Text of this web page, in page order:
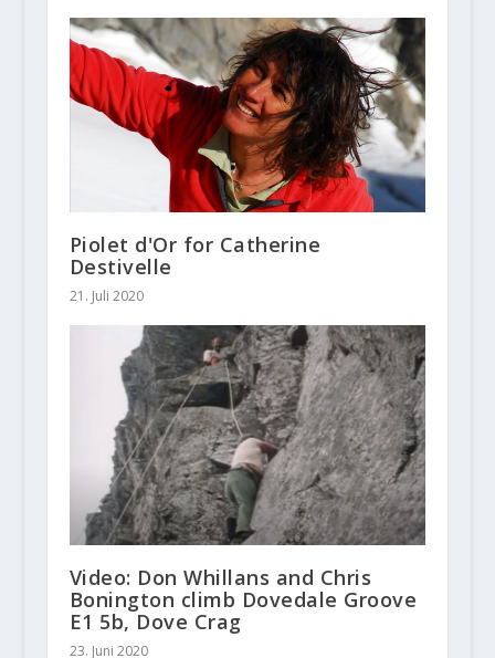
Piolet d'Or for Catherine
Destivelle
21. Juli 2020
Video: Don Whillans and Chris
Bonington climb Dovedale Groove
E1 5b, Dove Crag
23. Juni 2020